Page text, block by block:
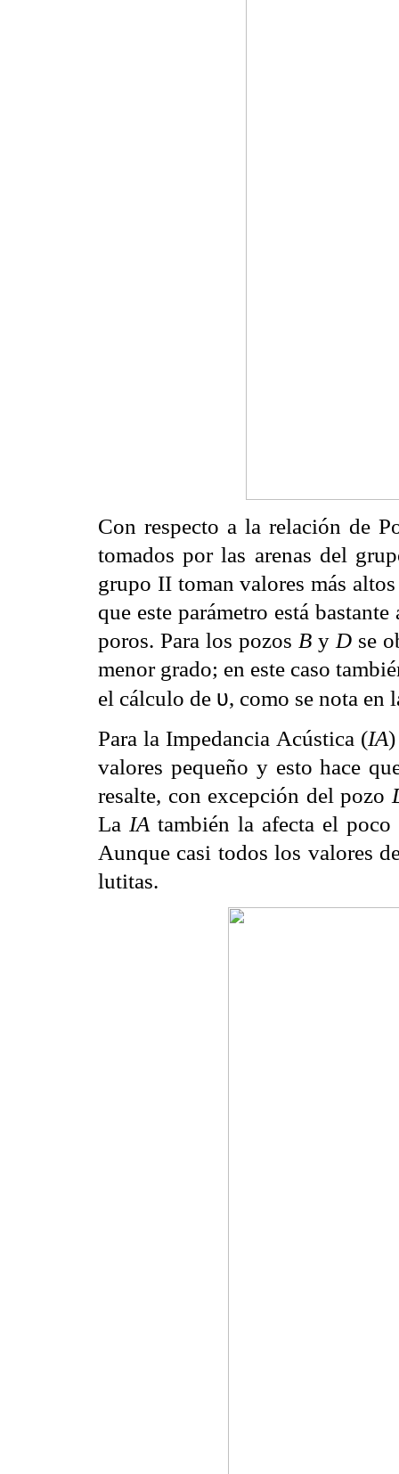
Con respecto a la relación de
tomados por las arenas del
grupo II toman valores más
que este parámetro está
poros. Para los pozos B y D se
menor grado; en este caso
el cálculo de υ, como se nota en
Para la Impedancia Acústica (IA
valores pequeño y esto hace
resalte, con excepción del pozo
La IAtambién la afecta el poco
Aunque casi todos los valores
lutitas.